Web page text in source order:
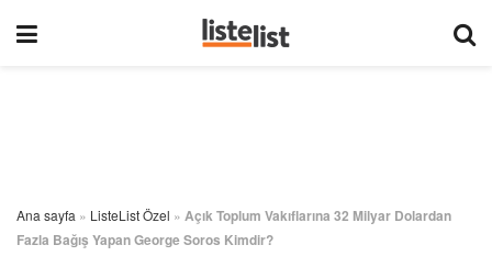
Ana sayfa » ListeList Özel » Açık Toplum Vakıflarına 32 Milyar Dolardan
Fazla Bağış Yapan George Soros Kimdir?